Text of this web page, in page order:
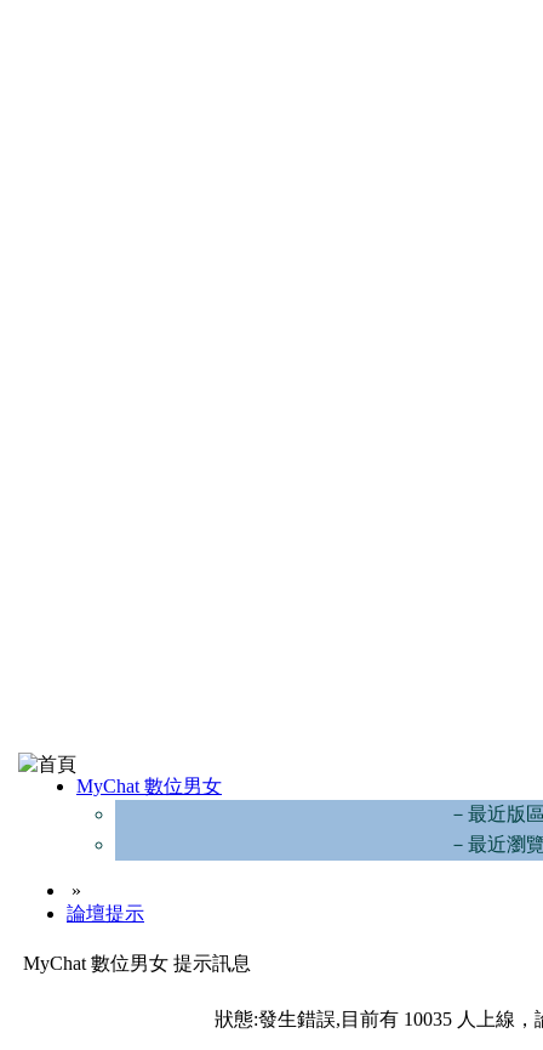
MyChat 數位男女
－最近版
－最近瀏
»
論壇提示
MyChat 數位男女 提示訊息
狀態:發生錯誤,目前有 10035 人上線